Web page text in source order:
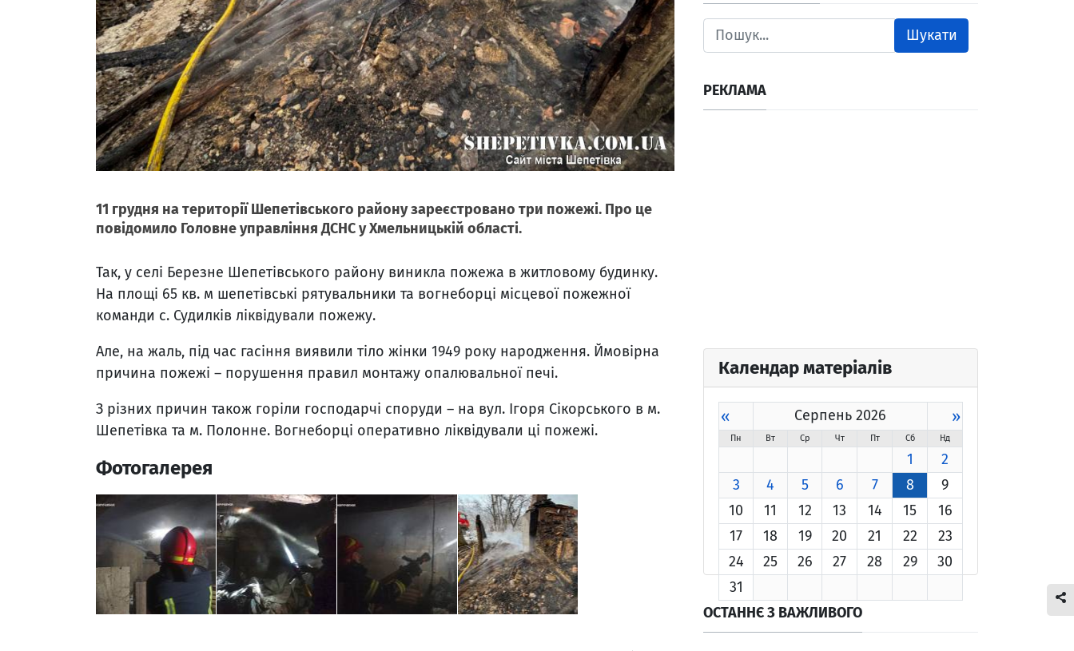
11 грудня на території Шепетівського району зареєстровано три пожежі. Про це
повідомило Головне управління ДСНС у Хмельницькій області.
Так, у селі Березне Шепетівського району виникла пожежа в житловому будинку.
На площі 65 кв. м шепетівські рятувальники та вогнеборці місцевої пожежної
команди с. Судилків ліквідували пожежу.
Але, на жаль, під час гасіння виявили тіло жінки 1949 року народження. Ймовірна
причина пожежі – порушення правил монтажу опалювальної печі.
З різних причин також горіли господарчі споруди – на вул. Ігоря Сікорського в м.
Шепетівка та м. Полонне. Вогнеборці оперативно ліквідували ці пожежі.
Фотогалерея
Шукати
РЕКЛАМА
Календар матеріалів
« Серпень 2026 »
Пн Вт Ср Чт Пт Сб Нд
1
2
3
4 5 6 7 8
9
10
11 12 13 14 15
16
17
18 19 20 21 22
23
24
25 26 27 28 29
30
31
ОСТАННЄ З ВАЖЛИВОГО